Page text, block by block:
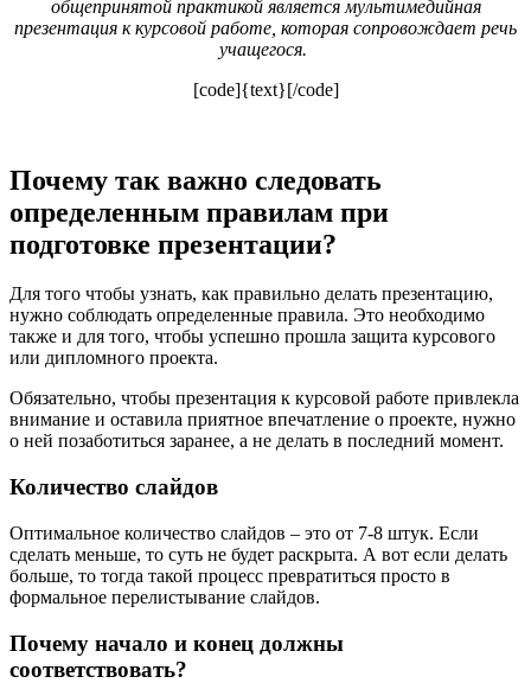
общепринятой практикой является мультимедийная
презентация к курсовой работе, которая сопровождает речь
учащегося.
[code]{text}[/code]
Почему так важно следовать
определенным правилам при
подготовке презентации?
Для того чтобы узнать, как правильно делать презентацию,
нужно соблюдать определенные правила. Это необходимо
также и для того, чтобы успешно прошла защита курсового
или дипломного проекта.
Обязательно, чтобы презентация к курсовой работе привлекла
внимание и оставила приятное впечатление о проекте, нужно
о ней позаботиться заранее, а не делать в последний момент.
Количество слайдов
Оптимальное количество слайдов – это от 7-8 штук. Если
сделать меньше, то суть не будет раскрыта. А вот если делать
больше, то тогда такой процесс превратиться просто в
формальное перелистывание слайдов.
Почему начало и конец должны
соответствовать?